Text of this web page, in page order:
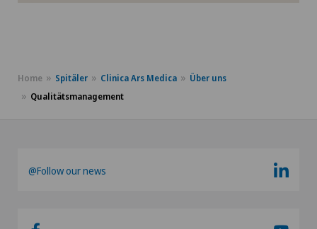
Home Spitäler Clinica Ars Medica
Über uns
Qualitätsmanagement
@Follow our news